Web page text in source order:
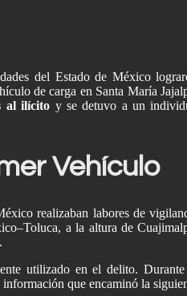
del Estado de México
de carga en Santa María
al ilícito y se detuvo a un
Vehículo
realizaban labores de
a la altura de
utilizado en el delito. Durante
información que encaminó la